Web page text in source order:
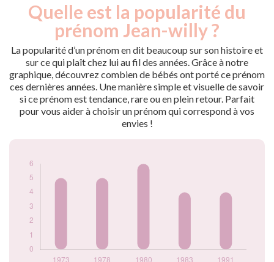
Quelle est la popularité du
prénom Jean-willy ?
La popularité d’un prénom en dit beaucoup sur son histoire et
sur ce qui plaît chez lui au fil des années. Grâce à notre
graphique, découvrez combien de bébés ont porté ce prénom
ces dernières années. Une manière simple et visuelle de savoir
si ce prénom est tendance, rare ou en plein retour. Parfait
pour vous aider à choisir un prénom qui correspond à vos
envies !
Popularité du
Année
Nouveaux-
nés
1978
5
1980
6
1983
4
1991
4